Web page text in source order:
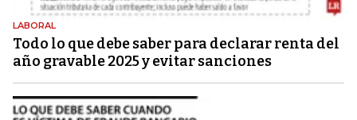
LABORAL
Todo lo que debe saber para declarar renta del
año gravable 2025 y evitar sanciones